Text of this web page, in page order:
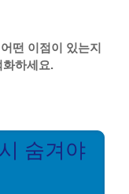
떤 이점이 있는지
하세요.
숨겨야